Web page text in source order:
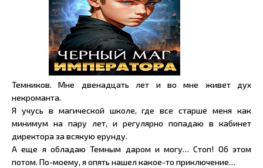
Темников. Мне двенадцать лет и во мне живет дух
некроманта.
Я учусь в магической школе, где все старше меня как
минимум на пару лет, и регулярно попадаю в кабинет
директора за всякую ерунду.
А еще я обладаю Темным даром и могу… Стоп! Об этом
потом. По-моему, я опять нашел какое-то приключение…